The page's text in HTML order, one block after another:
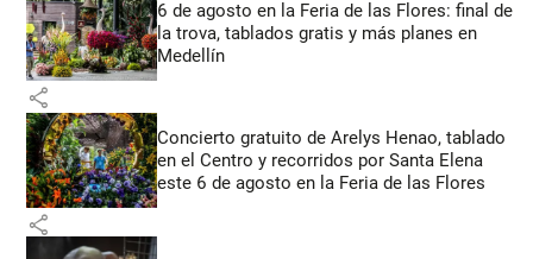
6 de agosto en la Feria de las Flores: final de
la trova, tablados gratis y más planes en
Medellín
share
Concierto gratuito de Arelys Henao, tablado
en el Centro y recorridos por Santa Elena
este 6 de agosto en la Feria de las Flores
share